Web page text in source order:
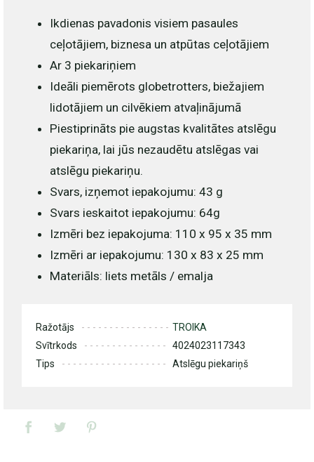
Ikdienas pavadonis visiem pasaules
ceļotājiem, biznesa un atpūtas ceļotājiem
Ar 3 piekariņiem
Ideāli piemērots globetrotters, biežajiem
lidotājiem un cilvēkiem atvaļinājumā
Piestiprināts pie augstas kvalitātes atslēgu
piekariņa, lai jūs nezaudētu atslēgas vai
atslēgu piekariņu.
Svars, izņemot iepakojumu: 43 g
Svars ieskaitot iepakojumu: 64g
Izmēri bez iepakojuma: 110 x 95 x 35 mm
Izmēri ar iepakojumu: 130 x 83 x 25 mm
Materiāls: liets metāls / emalja
Ražotājs
TROIKA
Svītrkods
4024023117343
Tips
Atslēgu piekariņš